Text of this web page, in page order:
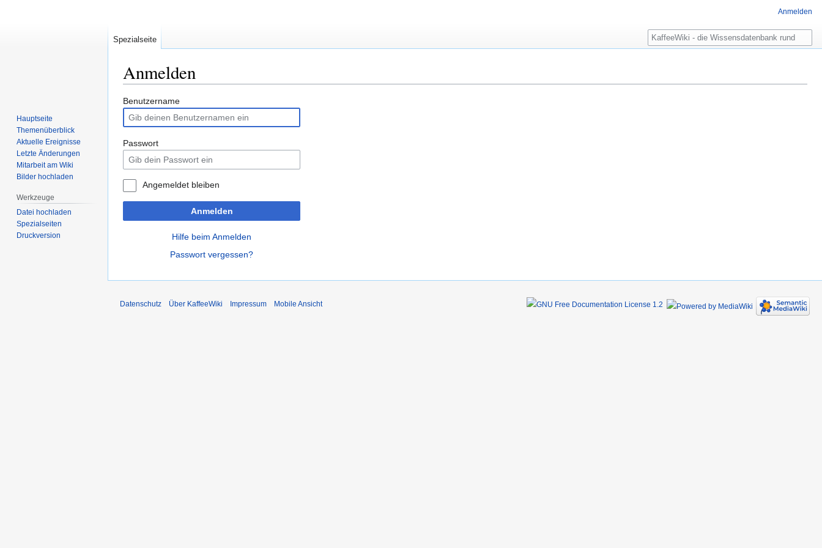
Anmelden
Zur
Navigation
springen
Zur
Suche
springen
Benutzername
Passwort
Angemeldet bleiben
Anmelden
Hilfe beim Anmelden
Passwort vergessen?
Anmelden
Spezialseite
Suche
Hauptseite
Themenüberblick
Aktuelle Ereignisse
Letzte Änderungen
Mitarbeit am Wiki
Bilder hochladen
Werkzeuge
Datei hochladen
Spezialseiten
Druckversion
Datenschutz Über KaffeeWiki Impressum Mobile Ansicht